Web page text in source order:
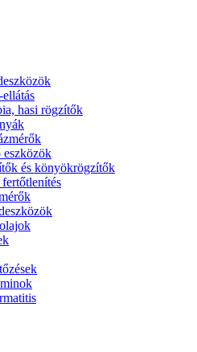
hasi rögzítők
eszközök
és könyökrögzítők
fertőtlenítés